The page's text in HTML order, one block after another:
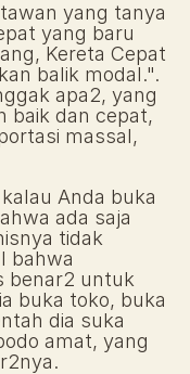
yang tanya
yang baru
Kereta Cepat
balik modal.".
apa2, yang
baik dan cepat,
massal,
Anda buka
ada saja
tidak
bahwa
benar2 untuk
buka toko, buka
dia suka
amat, yang